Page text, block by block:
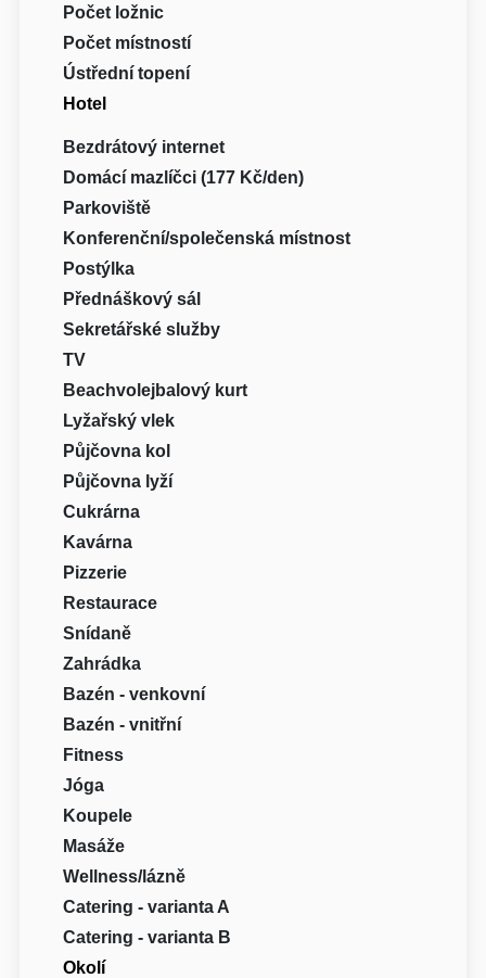
Počet ložnic
Počet místností
Ústřední topení
Hotel
Bezdrátový internet
Domácí mazlíčci (177 Kč/den)
Parkoviště
Konferenční/společenská místnost
Postýlka
Přednáškový sál
Sekretářské služby
TV
Beachvolejbalový kurt
Lyžařský vlek
Půjčovna kol
Půjčovna lyží
Cukrárna
Kavárna
Pizzerie
Restaurace
Snídaně
Zahrádka
Bazén - venkovní
Bazén - vnitřní
Fitness
Jóga
Koupele
Masáže
Wellness/lázně
Catering - varianta A
Catering - varianta B
Okolí